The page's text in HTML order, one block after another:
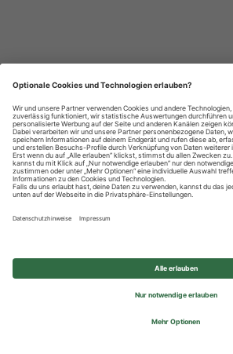
Datenschutzhinweise
Impressum
Privatsphäre-
© 2026 REWE Group - All